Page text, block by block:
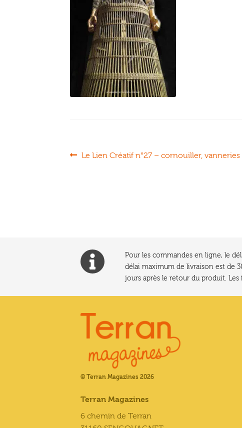
Navigation
Article
Le Lien Créatif n°27 – cornouiller,
Pour les commandes en ligne, le
délai maximum de livraison est de
jours après le retour du produit.
© Terran Magazines 2026
Terran Magazines
6 chemin de Terran